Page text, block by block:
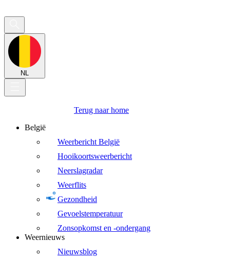
NL
Terug naar home
België
Weerbericht België
Hooikoortsweerbericht
Neerslagradar
Weerflits
Gezondheid
Gevoelstemperatuur
Zonsopkomst en -ondergang
Weernieuws
Nieuwsblog